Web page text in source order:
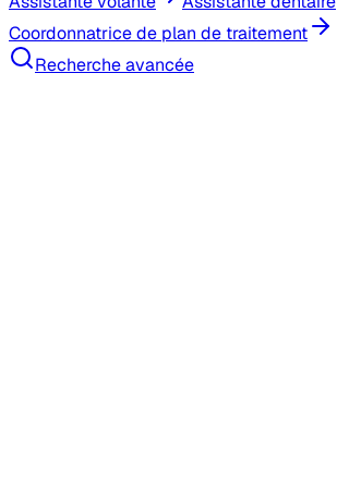
Coordonnatrice de plan de traitement
Recherche avancée